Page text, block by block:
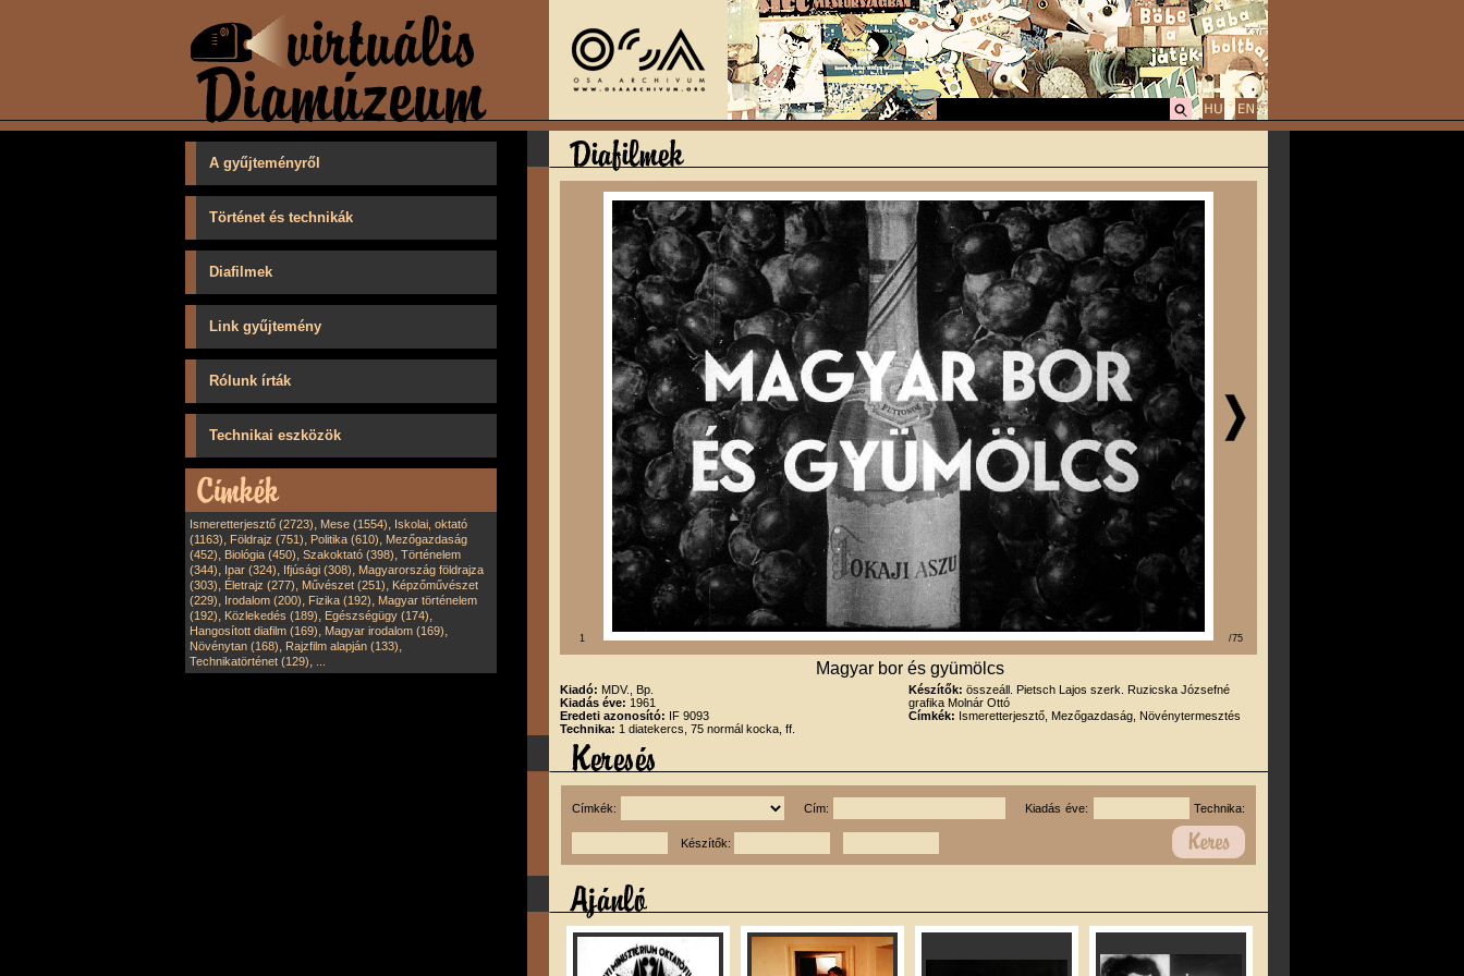
A gyűjteményről
Történet és technikák
Diafilmek
Link gyűjtemény
Rólunk írták
Technikai eszközök
Ismeretterjesztő (2723), Mese (1554), Iskolai, oktató
(1163), Földrajz (751), Politika (610), Mezőgazdaság
(452), Biológia (450), Szakoktató (398), Történelem
(344), Ipar (324), Ifjúsági (308), Magyarország földrajza
(303), Életrajz (277), Művészet (251), Képzőművészet
(229), Irodalom (200), Fizika (192), Magyar történelem
(192), Közlekedés (189), Egészségügy (174),
Hangosított diafilm (169), Magyar irodalom (169),
Növénytan (168), Rajzfilm alapján (133),
Technikatörténet (129),
1 /75
Magyar bor és gyümölcs
Kiadó: MDV., Bp.
Kiadás éve: 1961
Eredeti azonosító: IF 9093
Technika: 1 diatekercs, 75 normál kocka, ff.
Készítők: összeáll. Pietsch Lajos szerk. Ruzicska Józsefné
grafika Molnár Ottó
Címkék: Ismeretterjesztő, Mezőgazdaság, Növénytermesztés
Címkék: Cím: Kiadás éve: Technika:
Készítők: